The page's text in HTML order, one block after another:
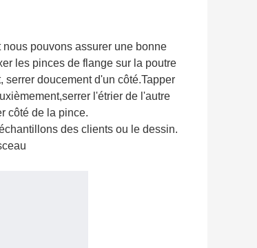
pouvons assurer une bonne
les pinces de flange sur la poutre
doucement d'un côté.Tapper
l'étrier de l'autre
côté de la pince.
des clients ou le dessin.